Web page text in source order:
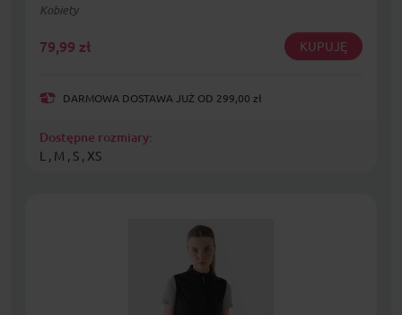
Kobiety
79,99 zł KUPUJĘ
DARMOWA DOSTAWA JUŻ OD 299,00 zł
Dostępne rozmiary:
L , M , S , XS